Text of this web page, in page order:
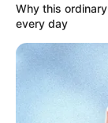
Why this
every day